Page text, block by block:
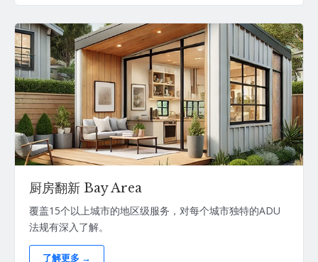
厨房翻新 Bay Area
覆盖15个以上城市的地区级服务，对每个城市独特的ADU
法规有深入了解。
了解更多 →